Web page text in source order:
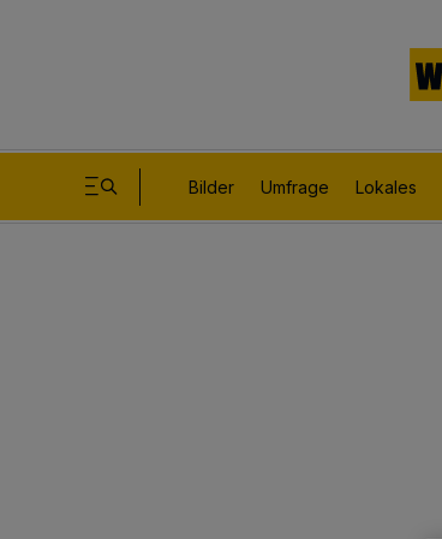
Bilder Umfrage Lokales